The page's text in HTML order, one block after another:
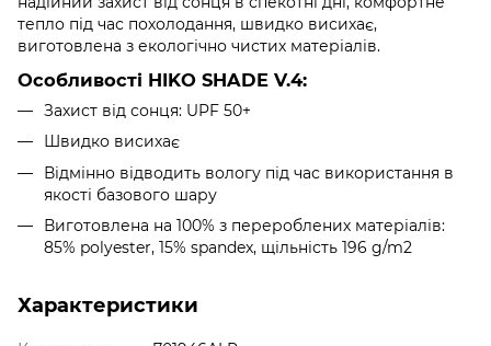
тепло під час похолодання, швидко висихає,
виготовлена з екологічно чистих матеріалів.
Особливості HIKO SHADE V.4:
Захист від сонця: UPF 50+
Швидко висихає
Відмінно відводить вологу під час використання в
якості базового шару
Виготовлена на 100% з перероблених матеріалів:
85% polyester, 15% spandex, щільність 196 g/m2
Характеристики